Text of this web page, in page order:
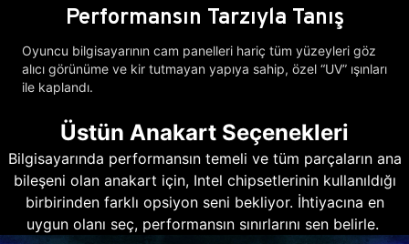
Performansın Tarzıyla Tanış
Oyuncu bilgisayarının cam panelleri hariç tüm yüzeyleri göz
alıcı görünüme ve kir tutmayan yapıya sahip, özel “UV” ışınları
ile kaplandı.
Üstün Anakart Seçenekleri
Bilgisayarında performansın temeli ve tüm parçaların ana
bileşeni olan anakart için, Intel chipsetlerinin kullanıldığı
birbirinden farklı opsiyon seni bekliyor. İhtiyacına en
uygun olanı seç, performansın sınırlarını sen belirle.